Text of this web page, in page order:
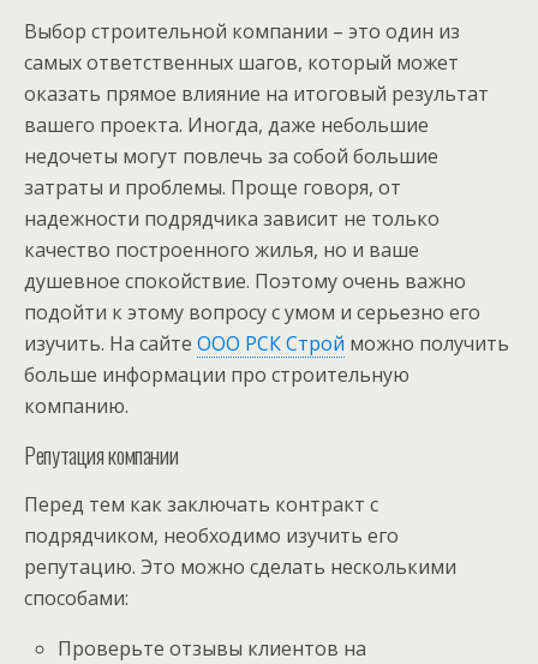
Выбор строительной компании – это один из
самых ответственных шагов, который может
оказать прямое влияние на итоговый результат
вашего проекта. Иногда, даже небольшие
недочеты могут повлечь за собой большие
затраты и проблемы. Проще говоря, от
надежности подрядчика зависит не только
качество построенного жилья, но и ваше
душевное спокойствие. Поэтому очень важно
подойти к этому вопросу с умом и серьезно его
изучить. На сайте ООО РСК Строй можно получить
больше информации про строительную
компанию.
Репутация компании
Перед тем как заключать контракт с
подрядчиком, необходимо изучить его
репутацию. Это можно сделать несколькими
способами:
Проверьте отзывы клиентов на